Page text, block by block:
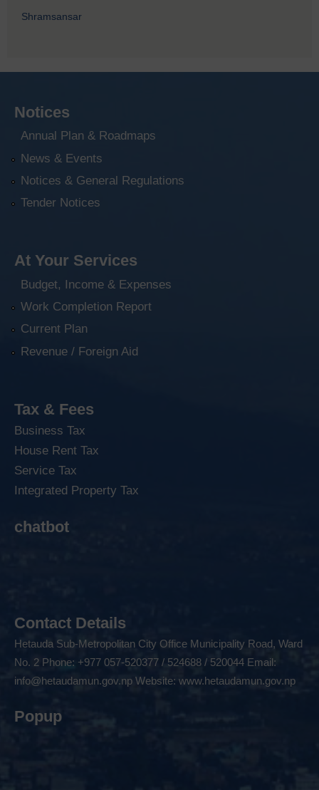
Shramsansar
Notices
Annual Plan & Roadmaps
News & Events
Notices & General Regulations
Tender Notices
At Your Services
Budget, Income & Expenses
Work Completion Report
Current Plan
Revenue / Foreign Aid
Tax & Fees
Business Tax
House Rent Tax
Service Tax
Integrated Property Tax
chatbot
Contact Details
Hetauda Sub-Metropolitan City Office Municipality Road, Ward
No. 2 Phone: +977 057-520377 / 524688 / 520044 Email:
info@hetaudamun.gov.np Website: www.hetaudamun.gov.np
Popup